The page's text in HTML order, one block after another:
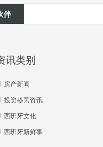
伴
西班牙华人牛在哪
讯类别
房产新闻
投资移民资讯
西班牙文化
西班牙新鲜事